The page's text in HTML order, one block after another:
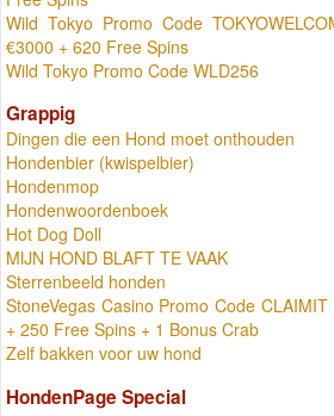
Wild Tokyo Promo Code
€3000 + 620 Free Spins
Wild Tokyo Promo Code WLD256
Grappig
Dingen die een Hond moet onthouden
Hondenbier (kwispelbier)
Hondenmop
Hondenwoordenboek
Hot Dog Doll
MIJN HOND BLAFT TE VAAK
Sterrenbeeld honden
StoneVegas Casino Promo Code
+ 250 Free Spins + 1 Bonus Crab
Zelf bakken voor uw hond
HondenPage Special